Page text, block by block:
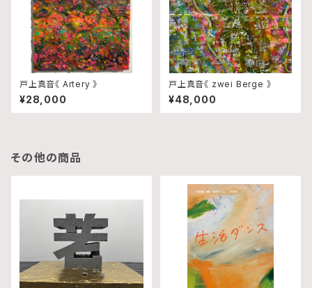
戸上真音《 Artery 》
¥28,000
戸上真音《 zwei Berge 》
¥48,000
その他の商品